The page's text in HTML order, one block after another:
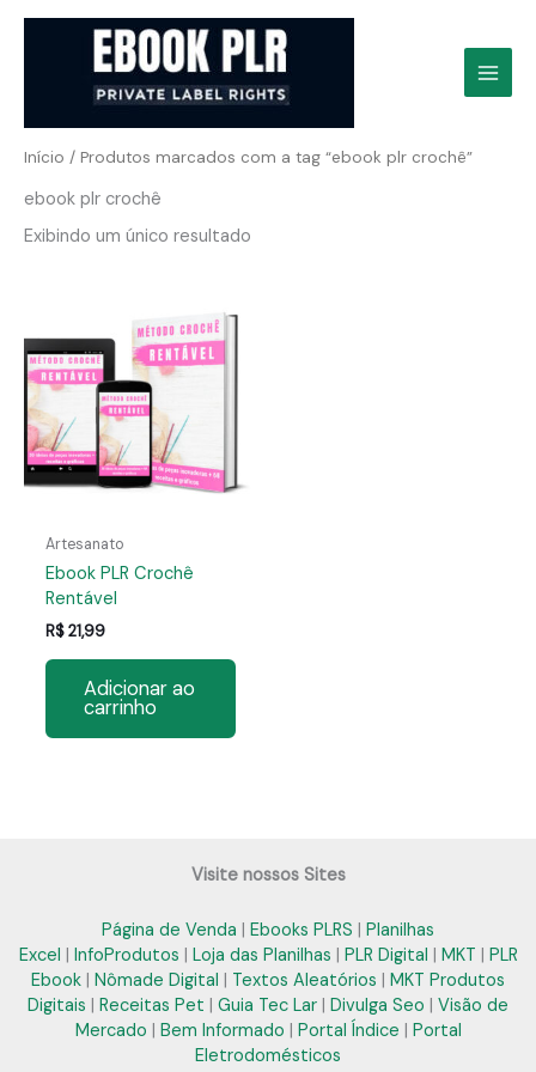
Início / Produtos marcados com a tag “ebook plr crochê”
ebook plr crochê
Exibindo um único resultado
Artesanato
Ebook PLR Crochê
Rentável
R$21,99
Adicionar ao
carrinho
Visite nossos Sites
Página de Venda | Ebooks PLRS | Planilhas
Excel | InfoProdutos | Loja das Planilhas | PLR Digital | MKT | PLR
Ebook | Nômade Digital | Textos Aleatórios | MKT Produtos
Digitais | Receitas Pet | Guia Tec Lar | Divulga Seo | Visão de
Mercado | Bem Informado | Portal Índice | Portal
Eletrodomésticos